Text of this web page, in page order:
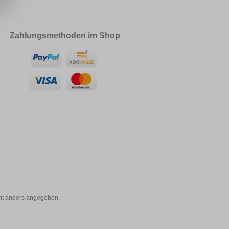
Zahlungsmethoden im Shop
anders angegeben.